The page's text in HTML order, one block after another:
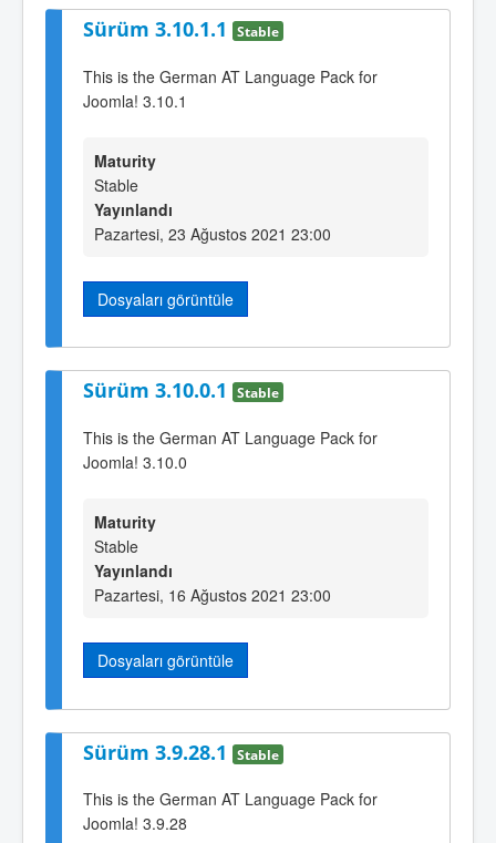
Sürüm 3.10.1.1 Stable
This is the German AT Language Pack for
Joomla! 3.10.1
Maturity
Stable
Yayınlandı
Pazartesi, 23 Ağustos 2021 23:00
Dosyaları görüntüle
Sürüm 3.10.0.1 Stable
This is the German AT Language Pack for
Joomla! 3.10.0
Maturity
Stable
Yayınlandı
Pazartesi, 16 Ağustos 2021 23:00
Dosyaları görüntüle
Sürüm 3.9.28.1 Stable
This is the German AT Language Pack for
Joomla! 3.9.28